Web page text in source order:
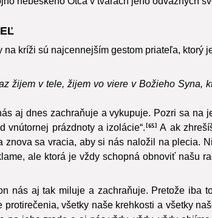
nebeského Otca v tvárach jeho odvážnych
kríži sú najcennejším gestom priateľa, ktorý
žijem v tele, žijem vo viere v Božieho Syna,
aj dnes zachraňuje a vykupuje. Pozri sa na
vnútornej prázdnoty a izolácie“.
A ak
sa vracia, aby si nás naložil na plecia.
ale ktorá je vždy schopná obnoviť našu
nás aj tak miluje a zachraňuje. Pretože iba
všetky naše krehkosti a všetky